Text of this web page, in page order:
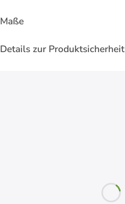
Maße
Details zur Produktsicherheit